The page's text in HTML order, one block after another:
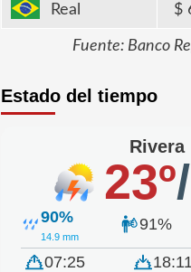
Real
Fuente: Banco
Estado del tiempo
Rivera
23º/
90%
14.9 mm
91%
07:25 18:11